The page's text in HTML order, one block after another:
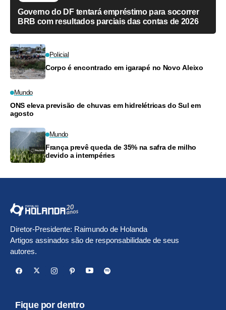
Governo do DF tentará empréstimo para socorrer
BRB com resultados parciais das contas de 2026
Policial
Corpo é encontrado em igarapé no Novo Aleixo
Mundo
ONS eleva previsão de chuvas em hidrelétricas do Sul em
agosto
Mundo
França prevê queda de 35% na safra de milho
devido a intempéries
Diretor-Presidente: Raimundo de Holanda
Artigos assinados são de responsabilidade de seus
autores.
Fique por dentro